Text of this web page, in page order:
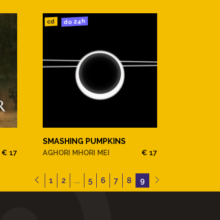
€ 17
cd do 24h
SMASHING PUMPKINS
AGHORI MHORI MEI € 17
1 2 ... 5 6 7 8 9